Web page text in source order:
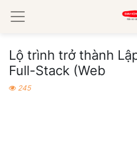
Lộ trình trở thành
Full-Stack (Web
245